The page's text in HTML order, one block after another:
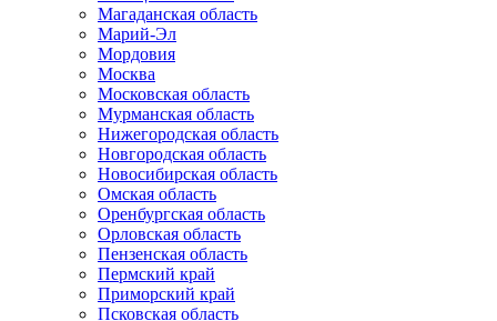
Магаданская область
Марий-Эл
Мордовия
Москва
Московская область
Мурманская область
Нижегородская область
Новгородская область
Новосибирская область
Омская область
Оренбургская область
Орловская область
Пензенская область
Пермский край
Приморский край
Псковская область